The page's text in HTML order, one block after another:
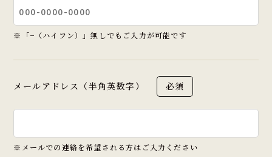
※「−（ハイフン）」無しでもご入力が可能です
メールアドレス（半角英数字） 必須
※メールでの連絡を希望される方はご入力ください